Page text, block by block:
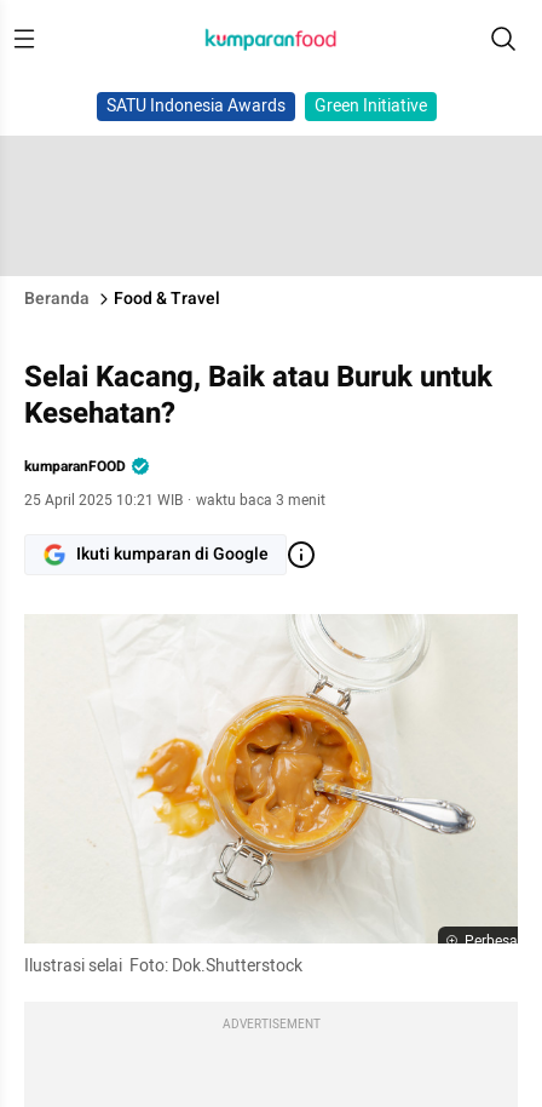
SATU Indonesia Awards Green Initiative
Beranda Food & Travel
Selai Kacang, Baik atau Buruk untuk
Kesehatan?
kumparanFOOD
25 April 2025 10:21 WIB · waktu baca 3 menit
Ikuti kumparan di Google
Perbesar
Ilustrasi selai  Foto: Dok.Shutterstock
ADVERTISEMENT